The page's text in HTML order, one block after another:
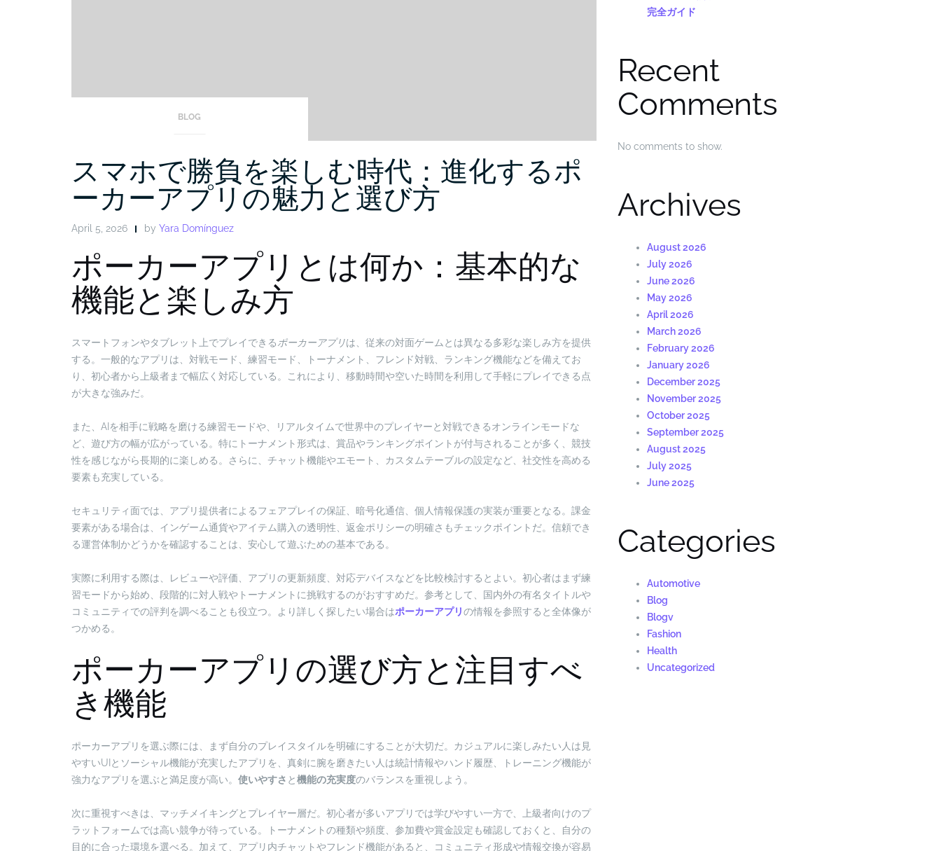
BLOG
スマホで勝負を楽しむ時代：進化するポ
ーカーアプリの魅力と選び方
April 5, 2026 by Yara Domínguez
ポーカーアプリとは何か：基本的な
機能と楽しみ方
スマートフォンやタブレット上でプレイできるポーカーアプリは、従来の対面ゲームとは異なる多彩な楽しみ方を提供
する。一般的なアプリは、対戦モード、練習モード、トーナメント、フレンド対戦、ランキング機能などを備えてお
り、初心者から上級者まで幅広く対応している。これにより、移動時間や空いた時間を利用して手軽にプレイできる点
が大きな強みだ。
また、AIを相手に戦略を磨ける練習モードや、リアルタイムで世界中のプレイヤーと対戦できるオンラインモードな
ど、遊び方の幅が広がっている。特にトーナメント形式は、賞品やランキングポイントが付与されることが多く、競技
性を感じながら長期的に楽しめる。さらに、チャット機能やエモート、カスタムテーブルの設定など、社交性を高める
要素も充実している。
セキュリティ面では、アプリ提供者によるフェアプレイの保証、暗号化通信、個人情報保護の実装が重要となる。課金
要素がある場合は、インゲーム通貨やアイテム購入の透明性、返金ポリシーの明確さもチェックポイントだ。信頼でき
る運営体制かどうかを確認することは、安心して遊ぶための基本である。
実際に利用する際は、レビューや評価、アプリの更新頻度、対応デバイスなどを比較検討するとよい。初心者はまず練
習モードから始め、段階的に対人戦やトーナメントに挑戦するのがおすすめだ。参考として、国内外の有名タイトルや
コミュニティでの評判を調べることも役立つ。より詳しく探したい場合はポーカーアプリの情報を参照すると全体像が
つかめる。
ポーカーアプリの選び方と注目すべ
き機能
ポーカーアプリを選ぶ際には、まず自分のプレイスタイルを明確にすることが大切だ。カジュアルに楽しみたい人は見
やすいUIとソーシャル機能が充実したアプリを、真剣に腕を磨きたい人は統計情報やハンド履歴、トレーニング機能が
強力なアプリを選ぶと満足度が高い。 使いやすさ と機能の充実度のバランスを重視しよう。
次に重視すべきは、マッチメイキングとプレイヤー層だ。初心者が多いアプリでは学びやすい一方で、上級者向けのプ
ラットフォームでは高い競争が待っている。トーナメントの種類や頻度、参加費や賞金設定も確認しておくと、自分の
目的に合った環境を選べる。加えて、アプリ内チャットやフレンド機能があると、コミュニティ形成や情報交換が容易
完全ガイド
Recent
Comments
No comments to show.
Archives
August 2026
July 2026
June 2026
May 2026
April 2026
March 2026
February 2026
January 2026
December 2025
November 2025
October 2025
September 2025
August 2025
July 2025
June 2025
Categories
Automotive
Blog
Blogv
Fashion
Health
Uncategorized